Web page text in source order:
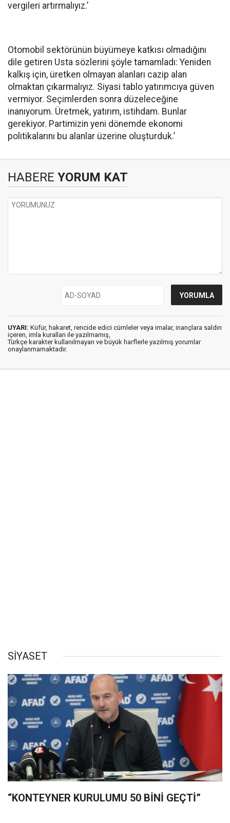
vergileri artırmalıyız.’
Otomobil sektörünün büyümeye katkısı olmadığını
dile getiren Usta sözlerini şöyle tamamladı: Yeniden
kalkış için, üretken olmayan alanları cazip alan
olmaktan çıkarmalıyız. Siyasi tablo yatırımcıya güven
vermiyor. Seçimlerden sonra düzeleceğine
inanıyorum. Üretmek, yatırım, istihdam. Bunlar
gerekiyor. Partimizin yeni dönemde ekonomi
politikalarını bu alanlar üzerine oluşturduk.’
HABERE YORUM KAT
UYARI: Küfür, hakaret, rencide edici cümleler veya imalar, inançlara saldırı
içeren, imla kuralları ile yazılmamış,
Türkçe karakter kullanılmayan ve büyük harflerle yazılmış yorumlar
onaylanmamaktadır.
SİYASET
“KONTEYNER KURULUMU 50 BİNİ GEÇTİ”